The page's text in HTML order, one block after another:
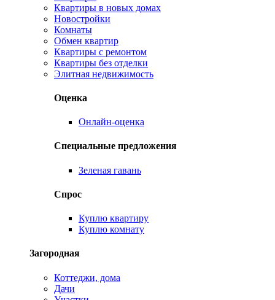
Квартиры в новых домах
Новостройки
Комнаты
Обмен квартир
Квартиры с ремонтом
Квартиры без отделки
Элитная недвижимость
Оценка
Онлайн-оценка
Специальные предложения
Зеленая гавань
Спрос
Куплю квартиру
Куплю комнату
Загородная
Коттеджи, дома
Дачи